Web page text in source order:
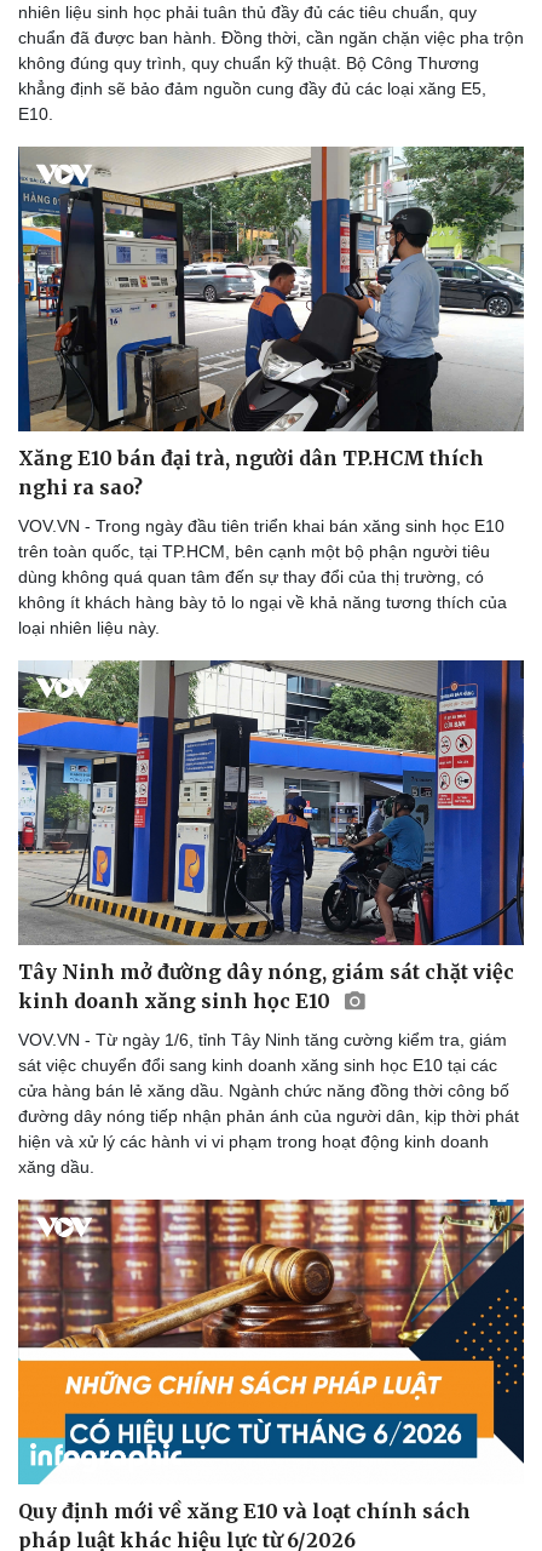
Văn hóa
Sân khấu - Điện ảnh
Văn học
Âm nhạc
Di sản
Giải trí
Nghệ sĩ
Thời trang
Sao Việt
nhiên liệu sinh học phải tuân thủ đầy đủ các tiêu chuẩn, quy
chuẩn đã được ban hành. Đồng thời, cần ngăn chặn việc pha trộn
không đúng quy trình, quy chuẩn kỹ thuật. Bộ Công Thương
khẳng định sẽ bảo đảm nguồn cung đầy đủ các loại xăng E5,
E10.
Xăng E10 bán đại trà, người dân TP.HCM thích
nghi ra sao?
VOV.VN - Trong ngày đầu tiên triển khai bán xăng sinh học E10
trên toàn quốc, tại TP.HCM, bên cạnh một bộ phận người tiêu
dùng không quá quan tâm đến sự thay đổi của thị trường, có
không ít khách hàng bày tỏ lo ngại về khả năng tương thích của
loại nhiên liệu này.
Tây Ninh mở đường dây nóng, giám sát chặt việc
kinh doanh xăng sinh học E10
VOV.VN - Từ ngày 1/6, tỉnh Tây Ninh tăng cường kiểm tra, giám
sát việc chuyển đổi sang kinh doanh xăng sinh học E10 tại các
cửa hàng bán lẻ xăng dầu. Ngành chức năng đồng thời công bố
đường dây nóng tiếp nhận phản ánh của người dân, kịp thời phát
hiện và xử lý các hành vi vi phạm trong hoạt động kinh doanh
xăng dầu.
Quy định mới về xăng E10 và loạt chính sách
pháp luật khác hiệu lực từ 6/2026